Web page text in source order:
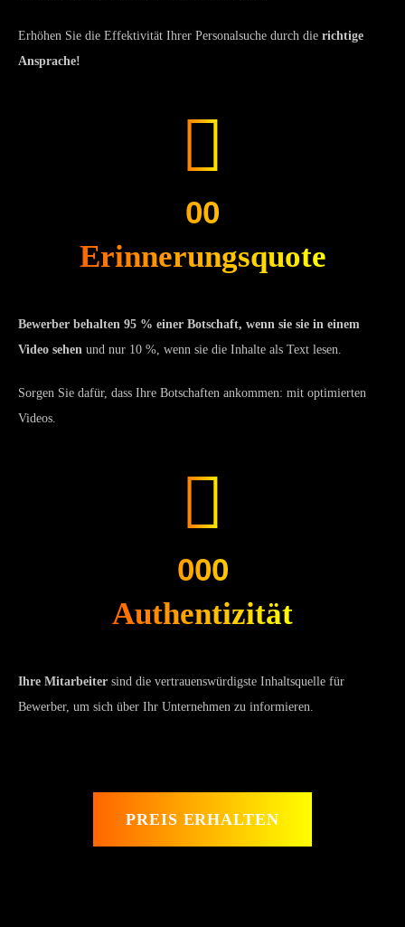
Erhöhen Sie die Effektivität Ihrer Personalsuche durch die richtige
Ansprache!
00
Erinnerungsquote
Bewerber behalten 95 % einer Botschaft, wenn sie sie in einem
Video sehen und nur 10 %, wenn sie die Inhalte als Text lesen.
Sorgen Sie dafür, dass Ihre Botschaften ankommen: mit optimierten
Videos.
000
Authentizität
Ihre Mitarbeiter sind die vertrauenswürdigste Inhaltsquelle für
Bewerber, um sich über Ihr Unternehmen zu informieren.
PREIS ERHALTEN